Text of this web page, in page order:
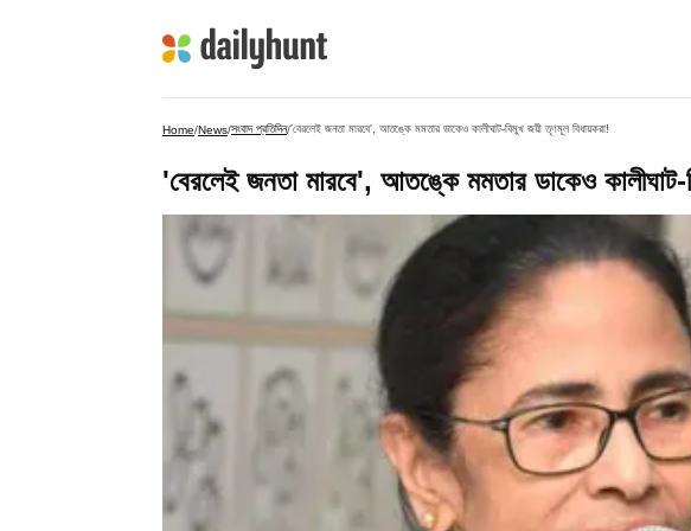
Home/News/সংবাদ প্রতিদিন/'বেরলেই জনতা মারবে', আতঙ্কে মমতার ডাকেও কালীঘাট-বিমুখ জয়ী তৃণমূল বিধায়করা!
'বেরলেই জনতা মারবে', আতঙ্কে মমতার ডাকেও কালীঘাট-